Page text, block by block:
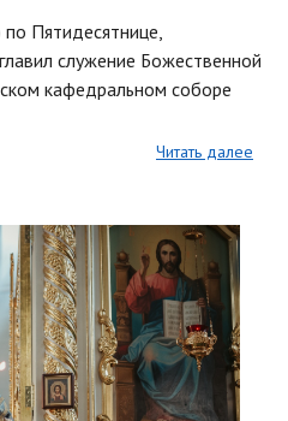
Пятидесятнице,
служение Божественной
кафедральном соборе
Читать далее